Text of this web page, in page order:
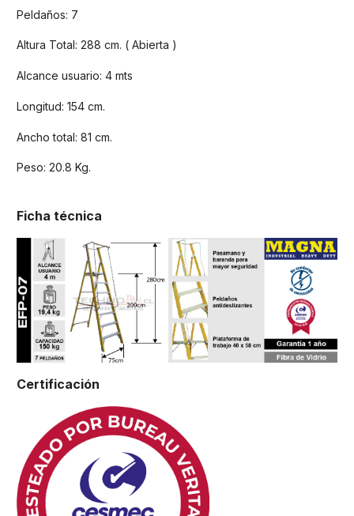
Peldaños: 7
Altura Total: 288 cm. ( Abierta )
Alcance usuario: 4 mts
Longitud: 154 cm.
Ancho total: 81 cm.
Peso: 20.8 Kg.
Ficha técnica
Certificación